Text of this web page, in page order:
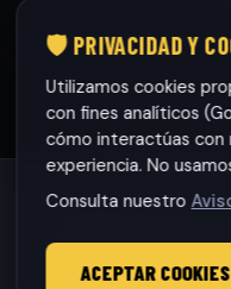
© 2026 RamonCars.
🛡️ PRIVACIDAD Y
Utilizamos cookies
con fines analíticos
cómo interactúas
experiencia. No
Consulta nuestro
ACEPTAR COOKIES